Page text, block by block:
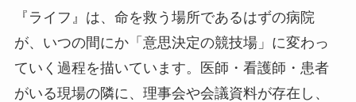
『ライフ』は、命を救う場所であるはずの病院
が、いつの間にか「意思決定の競技場」に変わっ
ていく過程を描いています。医師・看護師・患者
がいる現場の隣に、理事会や会議資料が存在し、